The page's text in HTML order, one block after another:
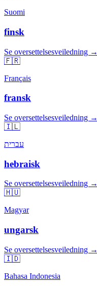
Suomi
finsk
Se oversettelsesveiledning →
🇫🇷
Français
fransk
Se oversettelsesveiledning →
🇮🇱
עברית
hebraisk
Se oversettelsesveiledning →
🇭🇺
Magyar
ungarsk
Se oversettelsesveiledning →
🇮🇩
Bahasa Indonesia